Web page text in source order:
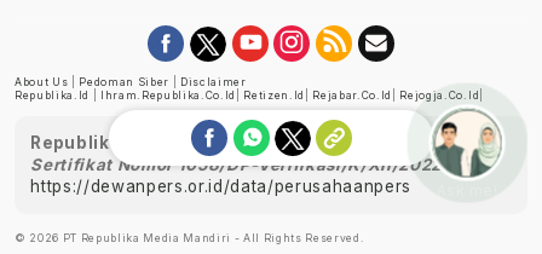
About Us Pedoman Siber
Disclaimer
Republika.id
Ihram.republika.co.id Retizen.id Rejabar.co.id Rejogja.co.id
Republika telah diverifikasi oleh Dewan Pers
Sertifikat Nomor 1058/DP-Verifikasi/K/XII/2022
https://dewanpers.or.id/data/perusahaanpers
© 2026 PT Republika Media Mandiri - All Rights Reserved.